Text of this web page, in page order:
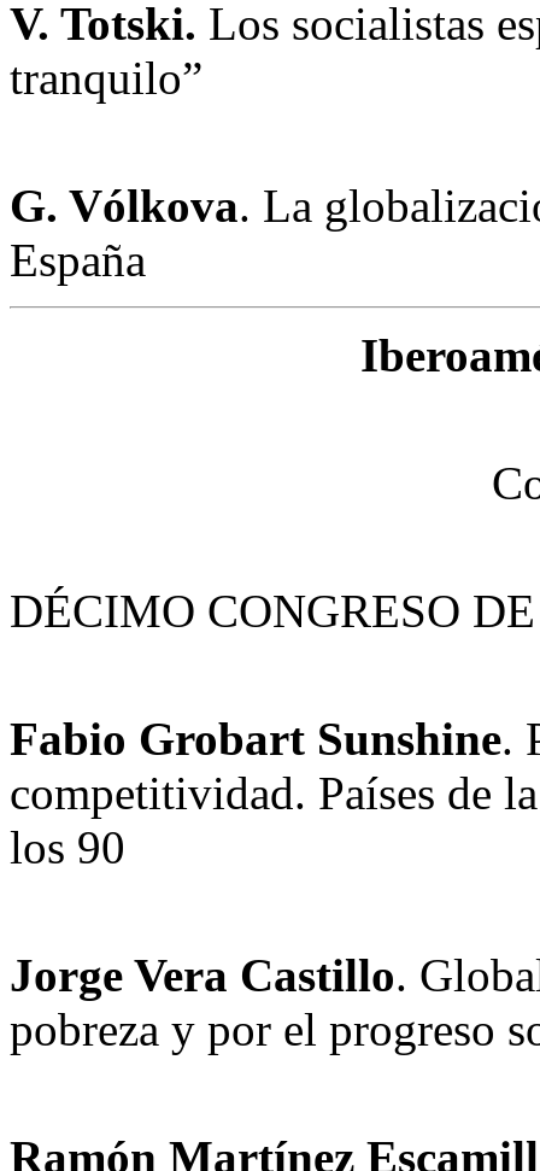
V. Totski. Los socialistas
tranquilo”
G. Vólkova. La
España
DÉCIMO CONGRESO
Fabio Grobart Sunshine.
competitividad. Países de
los 90
Jorge Vera Castillo.
pobreza y por el progreso
Ramón Martínez